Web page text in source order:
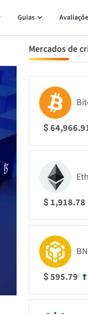
Guias
Mercados de
$
$ 1,918.78
$595.79